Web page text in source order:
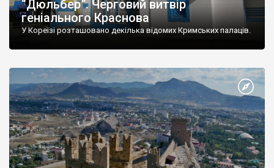
“Дюльбер”. Черговий витвір
геніального Краснова
У Кореїзі розташовано декілька відомих Кримських палаців.